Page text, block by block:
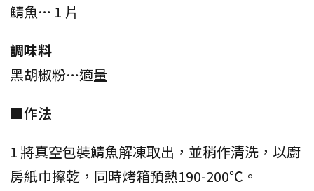
鯖魚… 1 片
調味料
黑胡椒粉…適量
■作法
1 將真空包裝鯖魚解凍取出，並稍作清洗，以廚
房紙巾擦乾，同時烤箱預熱190-200℃。